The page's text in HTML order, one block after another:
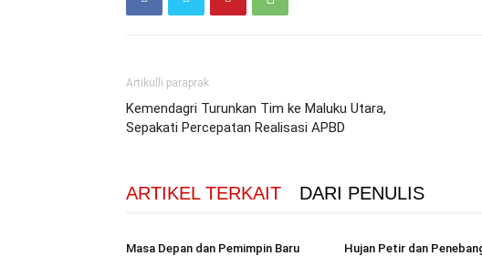
Artikulli paraprak
Kemendagri Turunkan Tim ke Maluku Utara,
Sepakati Percepatan Realisasi APBD
ARTIKEL TERKAIT DARI PENULIS
Masa Depan dan Pemimpin Baru
Hujan Petir dan